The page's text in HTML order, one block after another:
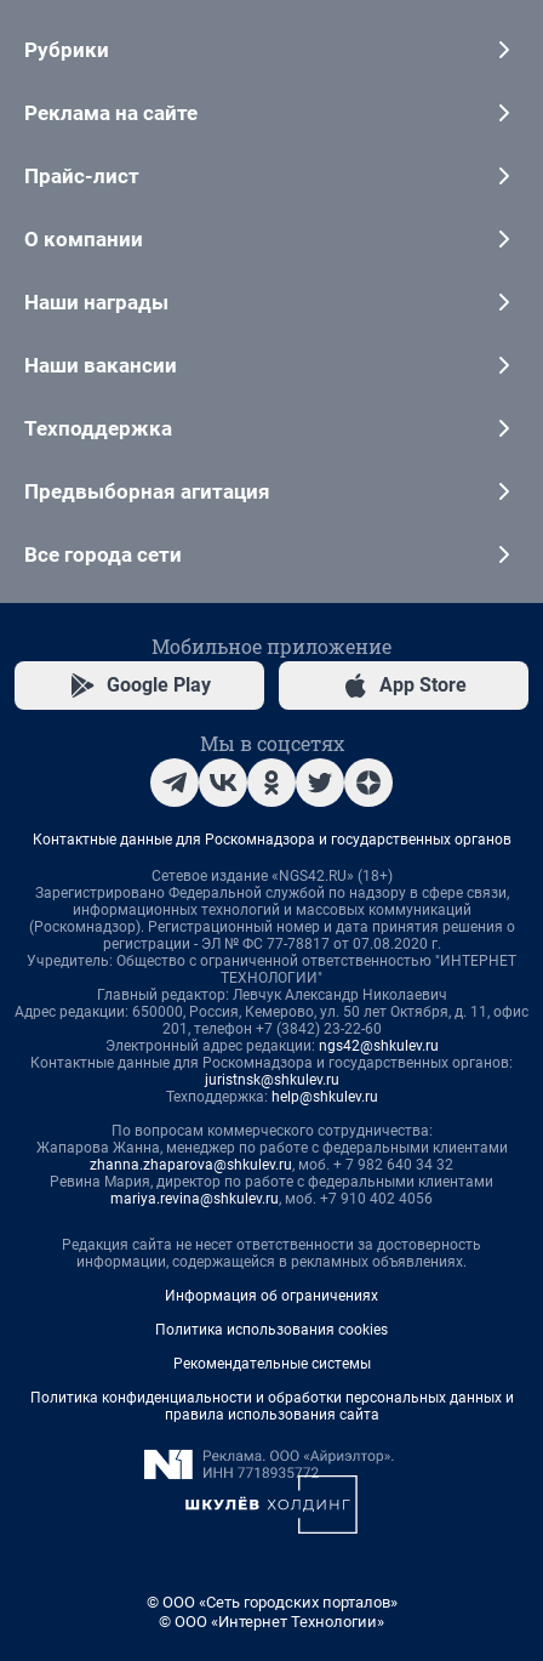
Рубрики
Реклама на сайте
Прайс-лист
О компании
Наши награды
Наши вакансии
Техподдержка
Предвыборная агитация
Все города сети
Мобильное приложение
Google Play App Store
Мы в соцсетях
Контактные данные для Роскомнадзора и государственных органов
Сетевое издание «NGS42.RU» (18+)
Зарегистрировано Федеральной службой по надзору в сфере связи,
информационных технологий и массовых коммуникаций
(Роскомнадзор). Регистрационный номер и дата принятия решения о
регистрации - ЭЛ № ФС 77-78817 от 07.08.2020 г.
Учредитель: Общество с ограниченной ответственностью "ИНТЕРНЕТ
ТЕХНОЛОГИИ"
Главный редактор: Левчук Александр Николаевич
Адрес редакции: 650000, Россия, Кемерово, ул. 50 лет Октября, д. 11, офис
201, телефон +7 (3842) 23-22-60
Электронный адрес редакции: ngs42@shkulev.ru
Контактные данные для Роскомнадзора и государственных органов:
juristnsk@shkulev.ru
Техподдержка: help@shkulev.ru
По вопросам коммерческого сотрудничества:
Жапарова Жанна, менеджер по работе с федеральными клиентами
zhanna.zhaparova@shkulev.ru, моб. + 7 982 640 34 32
Ревина Мария, директор по работе с федеральными клиентами
mariya.revina@shkulev.ru, моб. +7 910 402 4056
Редакция сайта не несет ответственности за достоверность
информации, содержащейся в рекламных объявлениях.
Информация об ограничениях
Политика использования cookies
Рекомендательные системы
Политика конфиденциальности и обработки персональных данных и
правила использования сайта
© ООО «Сеть городских порталов»
© ООО «Интернет Технологии»